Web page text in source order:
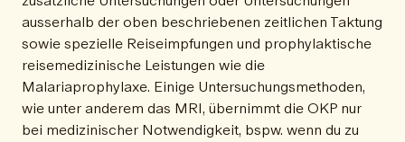
ausserhalb der oben beschriebenen zeitlichen Taktung
sowie spezielle Reiseimpfungen und prophylaktische
reisemedizinische Leistungen wie die
Malariaprophylaxe. Einige Untersuchungsmethoden,
wie unter anderem das MRI, übernimmt die OKP nur
bei medizinischer Notwendigkeit, bspw. wenn du zu